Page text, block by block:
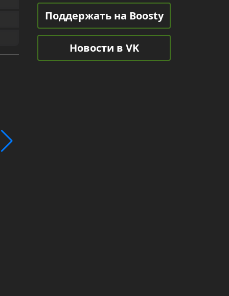
Поддержать на Boosty
Новости в VK